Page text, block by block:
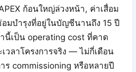
ก้อนใหญ่ล่วงหน้า, ค่าเสื่อม
อมบำรุงที่อยู่ในบัญชีนานถึง 15 ปี
านี้เป็น operating cost ที่คาด
วลาโครงการจริง — ไม่กี่เดือน
ร commissioning หรือหลายปี